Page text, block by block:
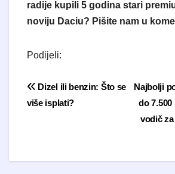
radije kupili 5 godina stari
noviju Daciu? Pišite nam u
Podijeli:
Navigacija objava
Najbolji
do
vodič
Dizel ili benzin: Što se
više isplati?